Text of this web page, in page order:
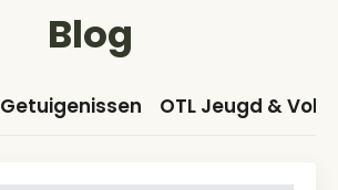
Blog
Getuigenissen OTL Jeugd &